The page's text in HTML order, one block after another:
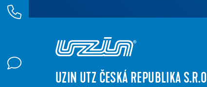
UZIN UTZ ČESKÁ REPUBLIKA S.R.O